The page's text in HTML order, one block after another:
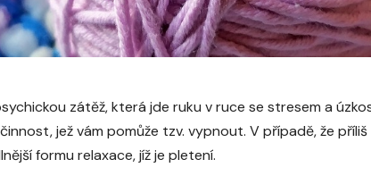
zátěž, která jde ruku v ruce se stresem a
jež vám pomůže tzv. vypnout. V případě, že
formu relaxace, jíž je pletení.